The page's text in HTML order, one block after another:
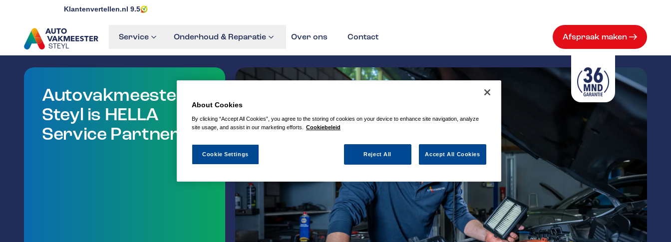
Klantenvertellen.nl 9.5
STEYL
GA NAAR DE HOMEPAGINA
Service Onderhoud & Reparatie Over ons Contact Afspraak maken
Autovakmeester
Steyl is HELLA
Service Partner
About Cookies
By clicking “Accept All Cookies”, you agree to the storing of cookies on your device to enhance site navigation, analyze
site usage, and assist in our marketing efforts.
Cookiebeleid
Reject All Accept All Cookies
Cookie Settings